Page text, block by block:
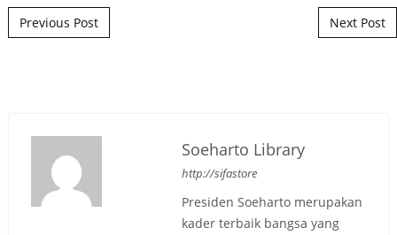
Post navigation
Previous Post Next Post
Soeharto Library
http://sifastore
Presiden Soeharto merupakan
kader terbaik bangsa yang